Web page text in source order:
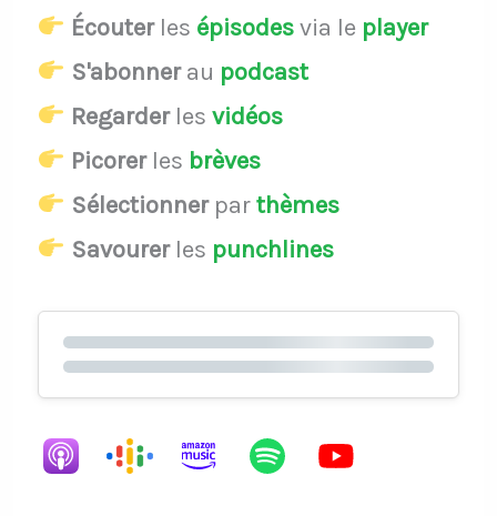
Écouterles épisodesvia le player
S'abonnerau podcast
Regarderles vidéos
Picorerles brèves
Sélectionnerparthèmes
Savourerles punchlines